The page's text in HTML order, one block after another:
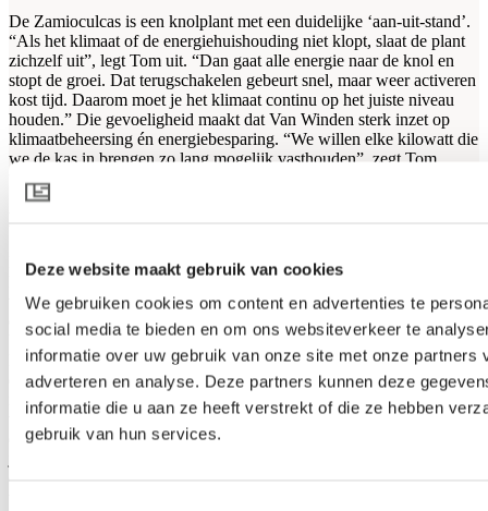
Deze website maakt gebruik van cookies
We gebruiken cookies om content en advertenties te
social media te bieden en om ons websiteverkeer te
informatie over uw gebruik van onze site met onze partners
adverteren en analyse. Deze partners kunnen deze
informatie die u aan ze heeft verstrekt of die ze hebben
gebruik van hun services.
De Zamioculcas is een knolplant met een duidelijke ‘aan-uit-stand’.
“Als het klimaat of de energiehuishouding niet klopt, slaat de plant
zichzelf uit”, legt Tom uit. “Dan gaat alle energie naar de knol en
stopt de groei. Dat terugschakelen gebeurt snel, maar weer activeren
kost tijd. Daarom moet je het klimaat continu op het juiste niveau
houden.” Die gevoeligheid maakt dat Van Winden sterk inzet op
klimaatbeheersing én energiebesparing. “We willen elke kilowatt die
we de kas in brengen zo lang mogelijk vasthouden”, zegt Tom.
“Maar nooit ten koste van het gewas.”
In augustus 2025 werd een belangrijke stap gezet. In één van de
kassen werd het bestaande zonweringsdoek vervangen voor een
verduisteringsscherm (Obscura) en werd er op hetzelfde dradenbed
een extra energiescherm (Luxous Light) geïnstalleerd. Met het al
bestaande PARperfect op onderkant spant beschikt de kas nu over
klimaatschermen die zowel in de nacht als overdag een flinke
energiebesparing kunnen realiseren. “Dat geeft een enorme sprong
in isolatie”, zegt Jeroen. “Een verduisteringsscherm is niet alleen
voor lichtdichtheid, maar ook één van de beste isolerende schermen
die je kunt hebben. De twee lagen bovenop elkaar zorgen ervoor dat
doek is dan weer uitermate geschikt om gedurende de dag gesloten